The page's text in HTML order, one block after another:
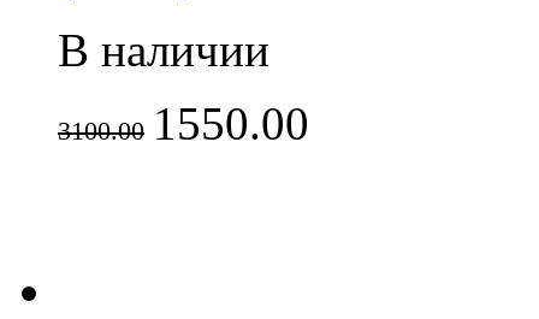
В наличии
3100.00 1550.00